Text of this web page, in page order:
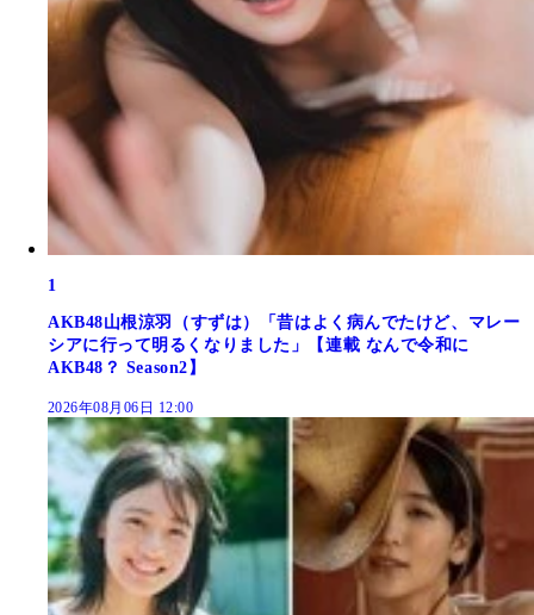
1
AKB48山根涼羽（すずは）「昔はよく病んでたけど、マレー
シアに行って明るくなりました」【連載 なんで令和に
AKB48？ Season2】
2026年08月06日 12:00